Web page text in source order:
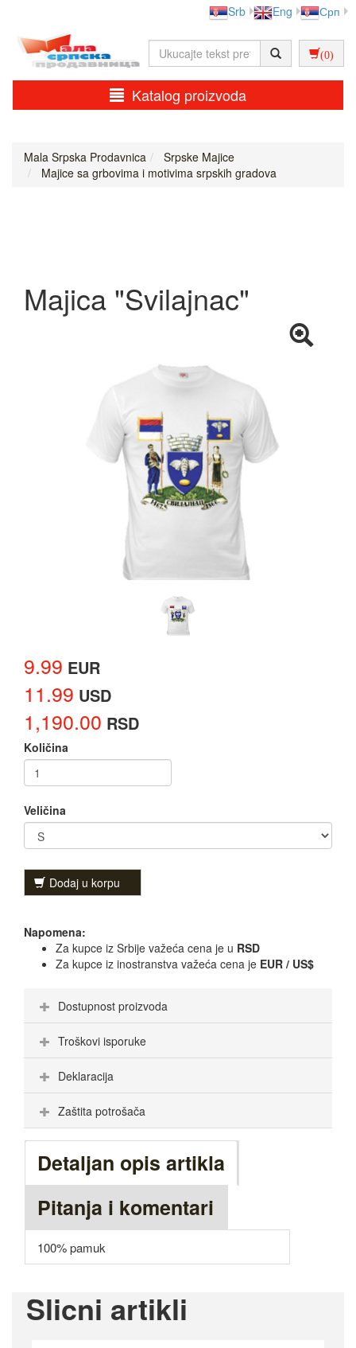
Srb Eng Срп
(0)
Katalog proizvoda
Mala Srpska Prodavnica
Srpske Majice
Majice sa grbovima i motivima srpskih gradova
Majica "Svilajnac"
9.99 EUR
11.99 USD
1,190.00 RSD
Količina
Veličina
Dodaj u korpu
Napomena:
Za kupce iz Srbije važeća cena je u RSD
Za kupce iz inostranstva važeća cena je EUR / US$
Dostupnost proizvoda
Troškovi isporuke
Deklaracija
Zaštita potrošača
Detaljan opis artikla
Pitanja i komentari
100% pamuk
Slicni artikli